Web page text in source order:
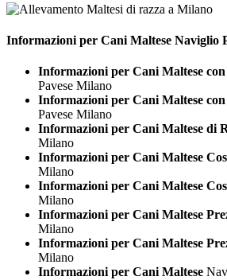
Informazioni per Cani Maltese Naviglio
Informazioni per Cani Maltese con
Pavese Milano
Informazioni per Cani Maltese
Pavese Milano
Informazioni per Cani Maltese di
Milano
Informazioni per Cani Maltese
Milano
Informazioni per Cani Maltese
Milano
Informazioni per Cani Maltese
Milano
Informazioni per Cani Maltese
Milano
Informazioni per Cani Maltese